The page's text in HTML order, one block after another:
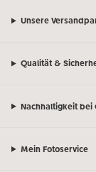
Unsere
Qualität &
Nachhaltigkeit bei
Mein Fotoservice